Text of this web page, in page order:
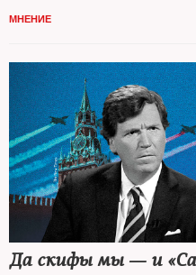
МНЕНИЕ
Да скифы мы — и